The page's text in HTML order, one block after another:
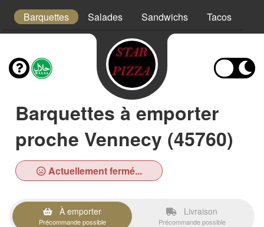
Barquettes Salades Sandwichs Tacos
Barquettes à emporter
proche Vennecy (45760)
Actuellement fermé...
À emporter
Précommande possible
Livraison
Précommande possible